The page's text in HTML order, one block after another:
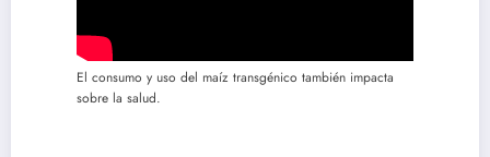
El consumo y uso del maíz transgénico también impacta
sobre la salud.